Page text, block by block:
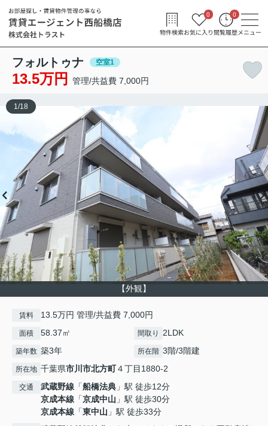
物件検索お気に入り
0
閲覧履歴
0
メニュー
フォルトゥナ 空室1
13.5万円 管理/共益費 7,000円
【外観】
1/18
賃料 13.5万円 管理/共益費 7,000円
面積 58.37㎡ 間取り 2LDK
築年数 築3年 所在階 3階/3階建
所在地 千葉県市川市北方町４丁目1880-2
交通 武蔵野線 「船橋法典 」駅 徒歩12分
京成本線 「京成中山 」駅 徒歩30分
京成本線 「東中山 」駅 徒歩33分